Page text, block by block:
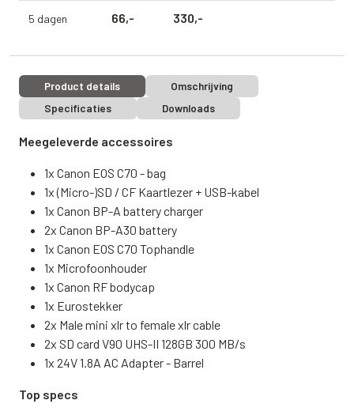
5 dagen 66,- 330,-
Product details
Omschrijving
Specificaties
Downloads
Meegeleverde accessoires
1x Canon EOS C70 - bag
1x (Micro-)SD / CF Kaartlezer + USB-kabel
1x Canon BP-A battery charger
2x Canon BP-A30 battery
1x Canon EOS C70 Tophandle
1x Microfoonhouder
1x Canon RF bodycap
1x Eurostekker
2x Male mini xlr to female xlr cable
2x SD card V90 UHS-II 128GB 300 MB/s
1x 24V 1.8A AC Adapter - Barrel
Top specs